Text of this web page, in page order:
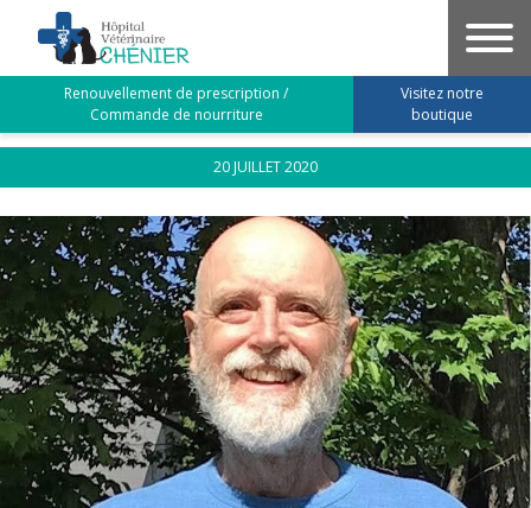
contenu
principalRenouvellement de prescription /
Commande de nourriture
Visitez notre
boutique
Author Archives: Sylvain
Lapierre
20 JUILLET 2020